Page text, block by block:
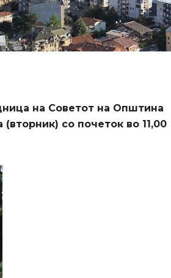
на Советот на Општина
(вторник) со почеток во 11,00